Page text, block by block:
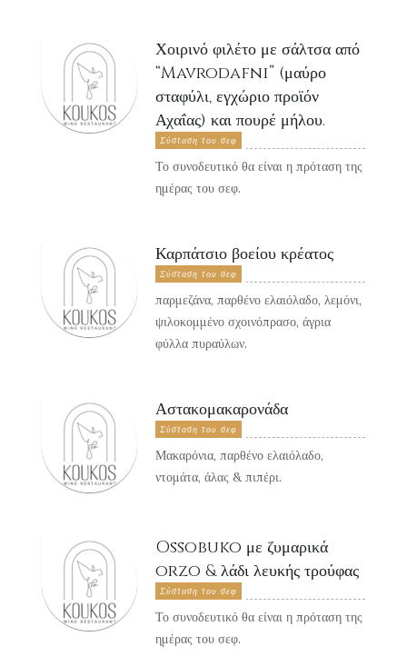
Χοιρινό φιλέτο με σάλτσα από
“Mavrodafni” (μαύρο
σταφύλι, εγχώριο προϊόν
Αχαΐας) και πουρέ μήλου.
Σύσταση του σεφ
Το συνοδευτικό θα είναι η πρόταση της
ημέρας του σεφ.
Καρπάτσιο βοείου κρέατος
Σύσταση του σεφ
παρμεζάνα, παρθένο ελαιόλαδο, λεμόνι,
ψιλοκομμένο σχοινόπρασο, άγρια ​​
φύλλα πυραύλων.
Αστακομακαρονάδα
Σύσταση του σεφ
Μακαρόνια, παρθένο ελαιόλαδο,
ντομάτα, άλας & πιπέρι.
Ossobuko με ζυμαρικά
orzo & λάδι λευκής τρούφας
Σύσταση του σεφ
Το συνοδευτικό θα είναι η πρόταση της
ημέρας του σεφ.